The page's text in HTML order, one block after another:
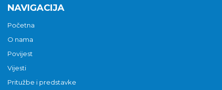
NAVIGACIJA
Početna
O nama
Povijest
Vijesti
Pritužbe i predstavke